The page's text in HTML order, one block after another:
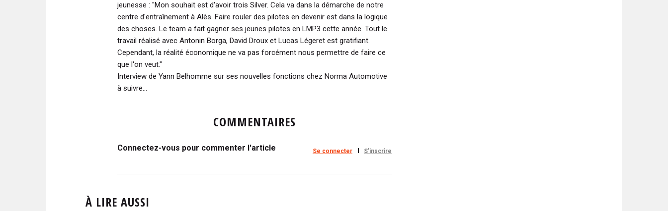
jeunesse : "Mon souhait est d'avoir trois Silver. Cela va dans la démarche de notre
centre d'entraînement à Alès. Faire rouler des pilotes en devenir est dans la logique
des choses. Le team a fait gagner ses jeunes pilotes en LMP3 cette année. Tout le
travail réalisé avec Antonin Borga, David Droux et Lucas Légeret est gratifiant.
Cependant, la réalité économique ne va pas forcément nous permettre de faire ce
que l'on veut."
Interview de Yann Belhomme sur ses nouvelles fonctions chez Norma Automotive
à suivre...
COMMENTAIRES
Connectez-vous pour commenter l'article Se connecter S'inscrire
À LIRE AUSSI